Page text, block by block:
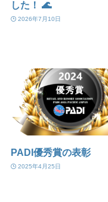
した！ 🌊
2026年7月10日
PADI優秀賞の表彰
2025年4月25日